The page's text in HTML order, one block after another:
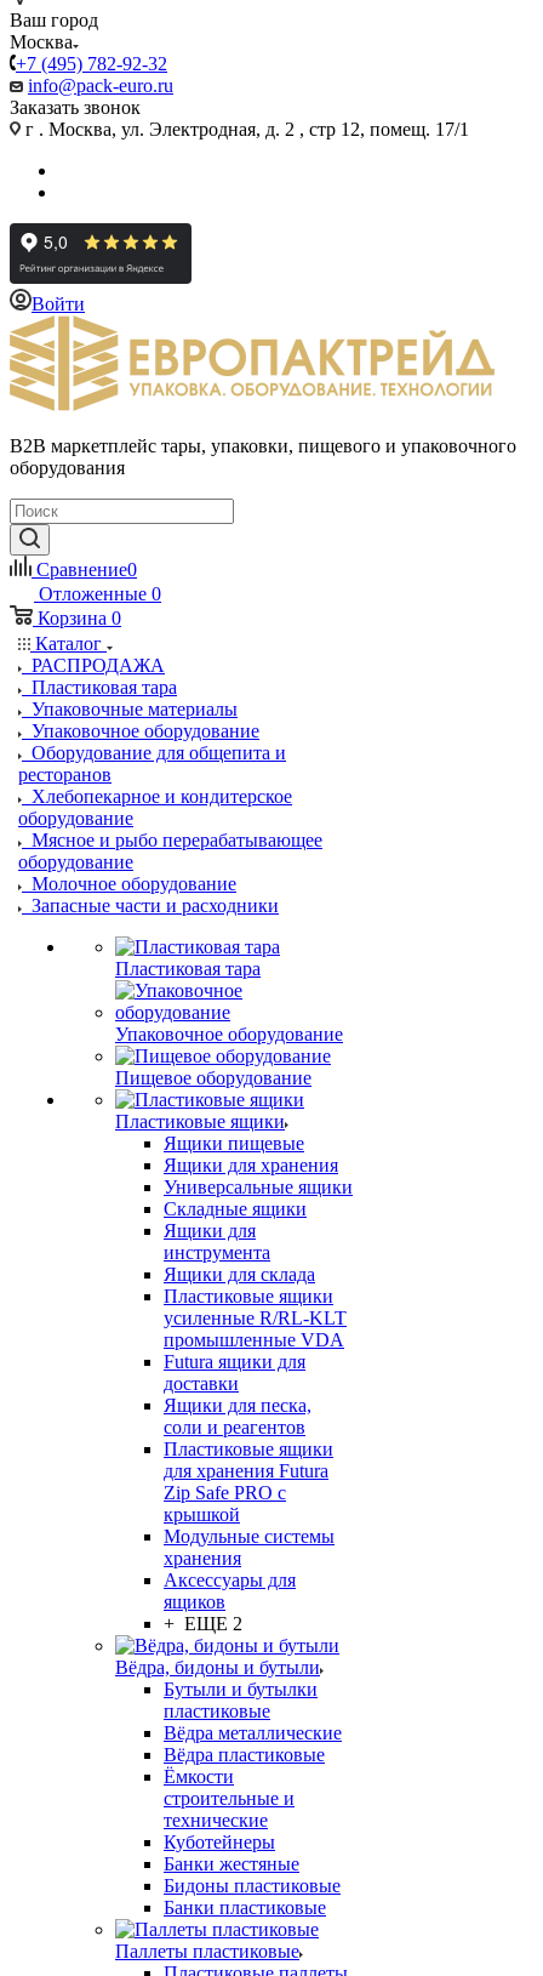
Ваш город
Москва
+7 (495) 782-92-32
info@pack-euro.ru
Заказать звонок
г . Москва, ул. Электродная, д. 2 , стр 12, помещ. 17/1
Войти
B2B маркетплейс тары, упаковки, пищевого и упаковочного
оборудования
Сравнение0
Отложенные 0
Корзина 0
Каталог
РАСПРОДАЖА
Пластиковая тара
Упаковочные материалы
Упаковочное оборудование
Оборудование для общепита и
ресторанов
Хлебопекарное и кондитерское
оборудование
Мясное и рыбо перерабатывающее
оборудование
Молочное оборудование
Запасные части и расходники
Пластиковая тара
Упаковочное оборудование
Пищевое оборудование
Пластиковые ящики
Ящики пищевые
Ящики для хранения
Универсальные ящики
Складные ящики
Ящики для
инструмента
Ящики для склада
Пластиковые ящики
усиленные R/RL-KLT
промышленные VDA
Futura ящики для
доставки
Ящики для песка,
соли и реагентов
Пластиковые ящики
для хранения Futura
Zip Safe PRO с
крышкой
Модульные системы
хранения
Аксессуары для
ящиков
+ ЕЩЕ 2
Вёдра, бидоны и бутыли
Бутыли и бутылки
пластиковые
Вёдра металлические
Вёдра пластиковые
Ёмкости
строительные и
технические
Куботейнеры
Банки жестяные
Бидоны пластиковые
Банки пластиковые
Паллеты пластиковые